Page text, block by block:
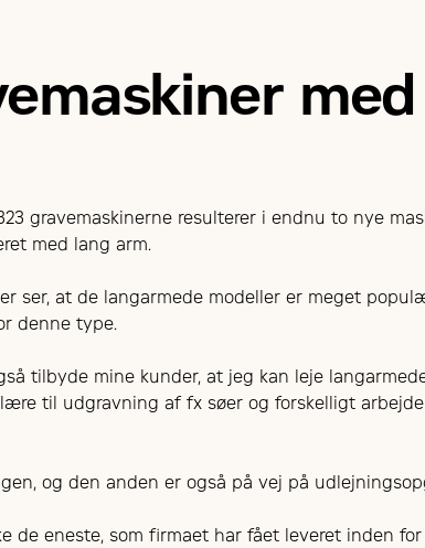
gravemaskinerne resulterer i endnu to nye
med lang arm.
ser, at de langarmede modeller er meget
denne type.
tilbyde mine kunder, at jeg kan leje
til udgravning af fx søer og forskelligt
og den anden er også på vej på
de eneste, som firmaet har fået leveret inden